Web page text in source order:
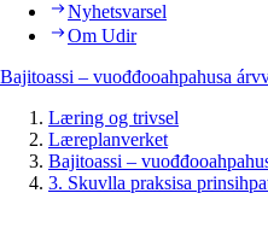
Nyhetsvarsel
Om Udir
Bajitoassi – vuođđooahpahusa
Læring og trivsel
Læreplanverket
Bajitoassi –
3. Skuvlla praksisa